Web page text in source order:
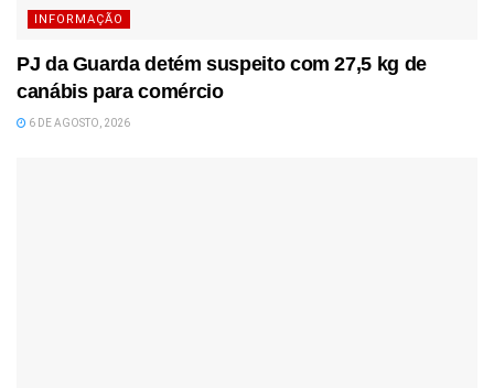
INFORMAÇÃO
PJ da Guarda detém suspeito com 27,5 kg de
canábis para comércio
6 DE AGOSTO, 2026